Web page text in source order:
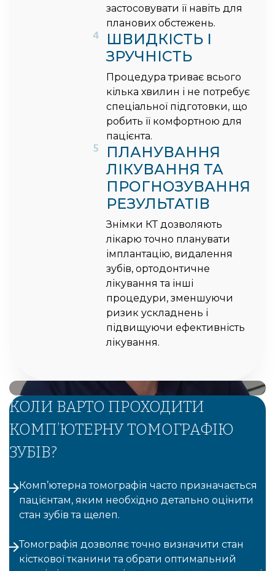
застосовувати її навіть для
планових обстежень.
4
ШВИДКІСТЬ І
ЗРУЧНІСТЬ
Процедура триває всього
кілька хвилин і не потребує
спеціальної підготовки, що
робить її комфортною для
пацієнта.
5
ПЛАНУВАННЯ
ЛІКУВАННЯ ТА
ПРОГНОЗУВАННЯ
РЕЗУЛЬТАТІВ
Знімки КТ дозволяють
лікарю точно планувати
імплантацію, видалення
зубів, ортодонтичне
лікування та інші
процедури, зменшуючи
ризик ускладнень і
підвищуючи ефективність
лікування.
КОЛИ ВАРТО ПРОХОДИТИ
КОМП’ЮТЕРНУ ТОМОГРАФІЮ
ЗУБІВ?
Комп’ютерна томографія часто призначається
пацієнтам, яким необхідно детально оцінити
стан зубів та щелеп.
Томографія дозволяє точно визначити стан
кісткової тканини та обрати оптимальний